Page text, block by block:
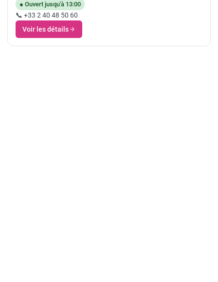
● Ouvert jusqu'à 13:00
📞 +33 2 40 48 50 60
Voir les détails